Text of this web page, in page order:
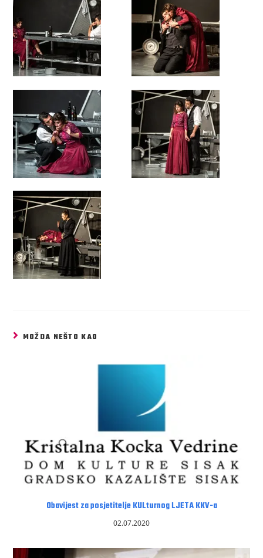
MOŽDA NEŠTO KAO
Obavijest za posjetitelje KULturnog LJETA KKV-a
02.07.2020